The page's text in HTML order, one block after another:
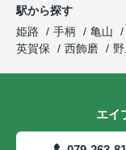
駅から探す
姫路
手柄 亀山
英賀保
西飾磨
エイ